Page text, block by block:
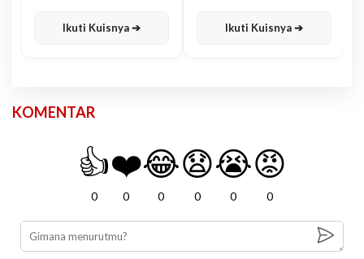
Ikuti Kuisnya ➔ Ikuti Kuisnya ➔
KOMENTAR
👍
0
❤️
0
😂
0
😧
0
😭
0
😡
0